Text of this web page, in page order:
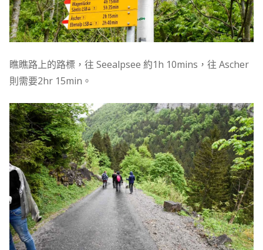
瞧瞧路上的路標，往 Seealpsee 約1h 10mins，往 Ascher
則需要2hr 15min。